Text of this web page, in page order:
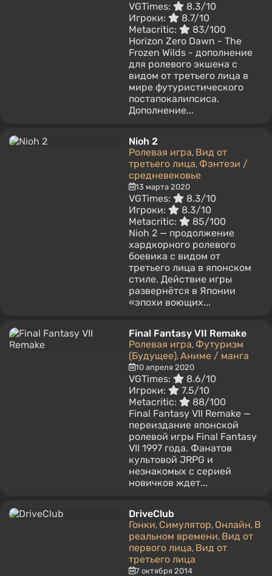
VGTimes:
8.3/10
Игроки:
8.7/10
Metacritic:
83/100
Horizon Zero Dawn - The
Frozen Wilds - дополнение
для ролевого экшена с
видом от третьего лица в
мире футуристического
постапокалипсиса.
Дополнение...
Nioh 2
Ролевая игра, Вид от
третьего лица, Фэнтези /
средневековье
13 марта 2020
VGTimes:
8.3/10
Игроки:
8.3/10
Metacritic:
85/100
Nioh 2 — продолжение
хардкорного ролевого
боевика с видом от
третьего лица в японском
стиле. Действие игры
развернётся в Японии
«эпохи воющих...
Final Fantasy VII Remake
Ролевая игра, Футуризм
(Будущее), Аниме / манга
10 апреля 2020
VGTimes:
8.6/10
Игроки:
7.5/10
Metacritic:
88/100
Final Fantasy VII Remake —
переиздание японской
ролевой игры Final Fantasy
VII 1997 года. Фанатов
культовой JRPG и
незнакомых с серией
новичков ждет...
DriveClub
Гонки, Симулятор, Онлайн, В
реальном времени, Вид от
первого лица, Вид от
третьего лица
7 октября 2014